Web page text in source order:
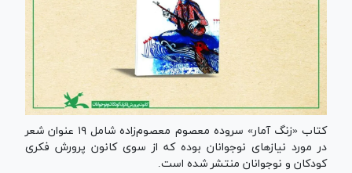
کتاب «زنگ آمار» سروده معصوم معصوم‌زاده شامل ۱۹ عنوان شعر
در مورد نیاز‌های نوجوانان بوده که از سوی کانون پرورش فکری
کودکان و نوجوانان منتشر شده است.